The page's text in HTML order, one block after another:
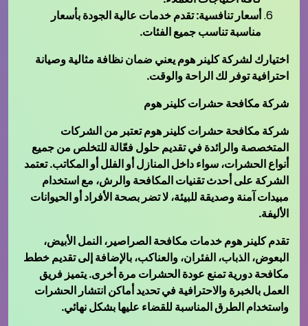
أسعار تنافسية: تقدم خدمات عالية الجودة بأسعار
مناسبة تناسب جميع الفئات.
اختيارك لشركة كلينر هوم يعني ضمان نظافة مثالية وصيانة
احترافية توفر لك الراحة والوقت.
شركة مكافحة حشرات كلينر هوم
شركة مكافحة حشرات كلينر هوم تعتبر من الشركات
المتخصصة والرائدة في تقديم حلول فعّالة للتخلص من جميع
أنواع الحشرات، سواء داخل المنازل أو الفلل أو المكاتب. تعتمد
الشركة على أحدث تقنيات المكافحة والرش، مع استخدام
مبيدات آمنة وصديقة للبيئة، لا تضر بصحة الأفراد أو الحيوانات
الأليفة.
تقدم كلينر هوم خدمات مكافحة الصراصير، النمل الأبيض،
البعوض، الذباب، الفئران، والعناكب، بالإضافة إلى تقديم خطط
مكافحة دورية تمنع عودة الحشرات مرة أخرى. يتميز فريق
العمل بالخبرة والاحترافية في تحديد أماكن انتشار الحشرات
واستخدام الطرق المناسبة للقضاء عليها بشكل نهائي.